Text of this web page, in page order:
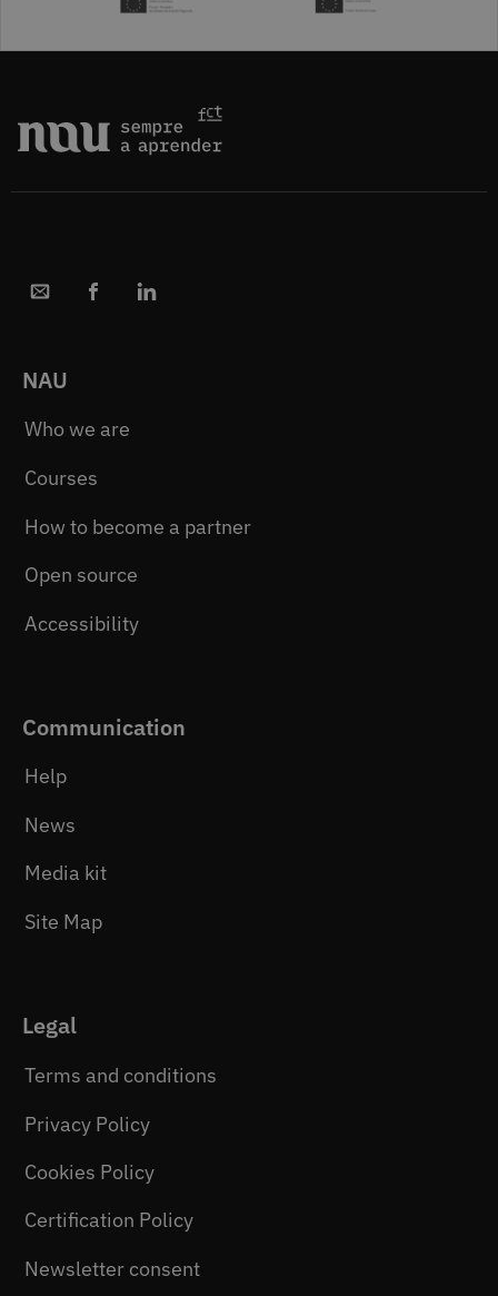
NAU
Who we are
Courses
How to become a partner
Open source
Accessibility
Communication
Help
News
Media kit
Site Map
Legal
Terms and conditions
Privacy Policy
Cookies Policy
Certification Policy
Newsletter consent